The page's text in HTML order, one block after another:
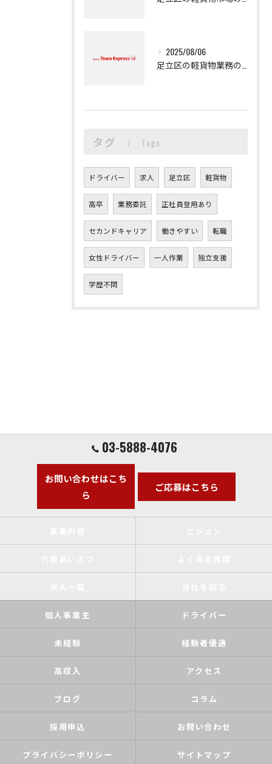
2025/08/06
タグ Tags
ドライバー 求人 足立区 軽貨物
高卒 業務委託 正社員登用あり
セカンドキャリア 働きやすい 転職
女性ドライバー 一人作業 独立支援
学歴不問
03-5888-4076
お問い合わせはこち
ら
ご応募はこちら
個人事業主 ドライバー
未経験 経験者優遇
高収入 アクセス
ブログ コラム
採用申込 お問い合わせ
プライバシーポリシー サイトマップ